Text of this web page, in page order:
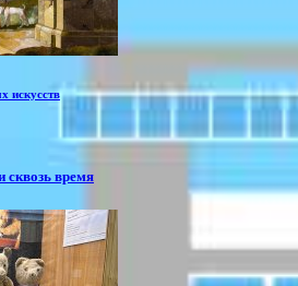
искусств
время